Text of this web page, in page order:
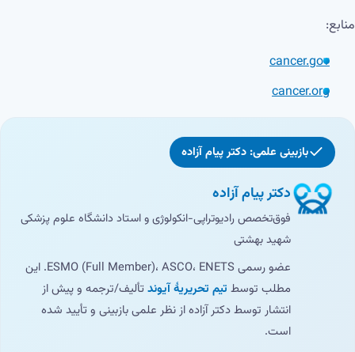
منابع:
cancer.gov
cancer.org
بازبینی علمی: دکتر پیام آزاده
دکتر پیام آزاده
فوق‌تخصص رادیوتراپی-انکولوژی و استاد دانشگاه علوم پزشکی
شهید بهشتی
عضو رسمی ESMO (Full Member)، ASCO، ENETS. این
مطلب توسط تیم تحریریهٔ آیوندتألیف/ترجمه و پیش از
انتشار توسط دکتر آزاده از نظر علمی بازبینی و تأیید شده
است.